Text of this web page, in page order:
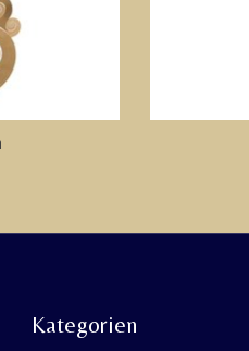
Kategorien